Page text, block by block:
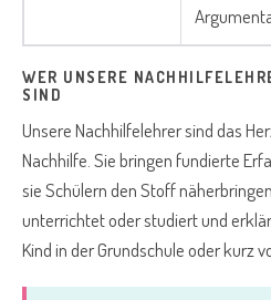
WER UNSERE
SIND
Unsere Nachhilfelehrer sind das
Nachhilfe. Sie bringen fundierte
sie Schülern den Stoff
unterrichtet oder studiert und
Kind in der Grundschule oder kurz